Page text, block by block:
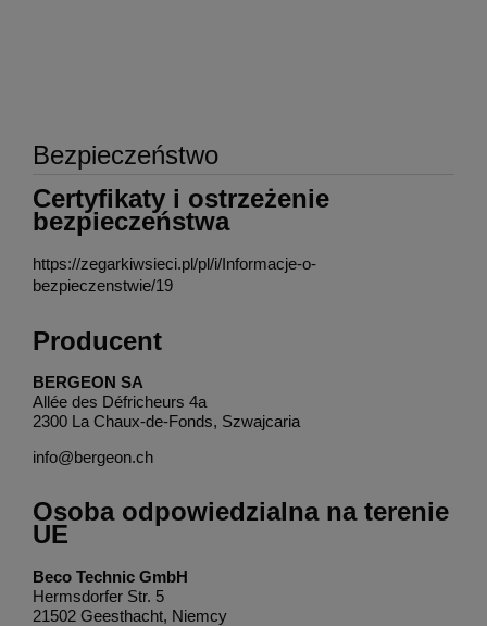
Bezpieczeństwo
Certyfikaty i ostrzeżenie
bezpieczeństwa
https://zegarkiwsieci.pl/pl/i/Informacje-o-
bezpieczenstwie/19
Producent
BERGEON SA
Allée des Défricheurs 4a
2300 La Chaux-de-Fonds, Szwajcaria
info@bergeon.ch
Osoba odpowiedzialna na terenie
UE
Beco Technic GmbH
Hermsdorfer Str. 5
21502 Geesthacht, Niemcy